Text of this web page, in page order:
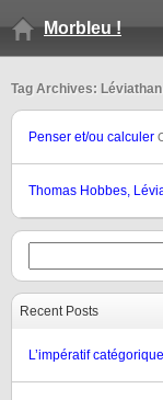
Morbleu !
Tag Archives:
Penser et/ou calculer
Thomas Hobbes,
Recent Posts
L’impératif